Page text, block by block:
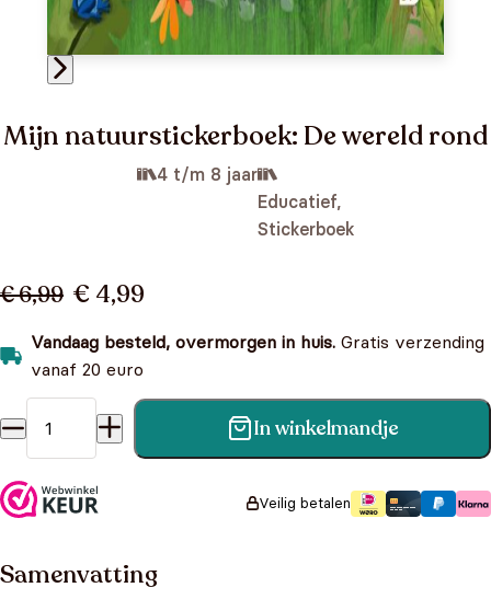
Mijn natuurstickerboek: De wereld rond
4 t/m 8 jaar
Educatief,
Stickerboek
€ 6,99 € 4,99
Vandaag besteld, overmorgen in huis. Gratis verzending
vanaf 20 euro
Mijn natuurstickerboek: De wereld rond aantal
In winkelmandje
Veilig betalen
Samenvatting